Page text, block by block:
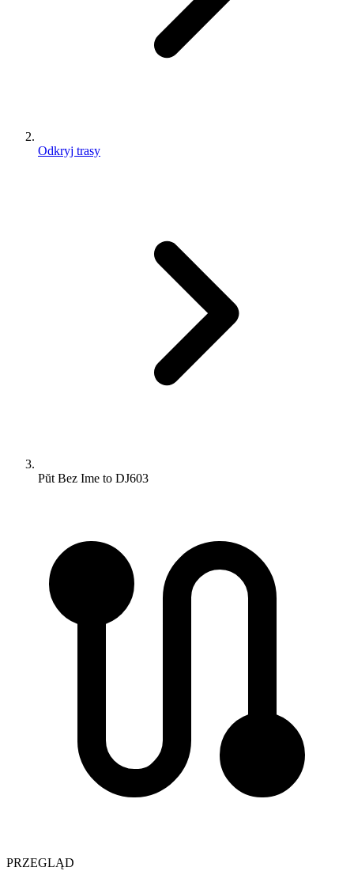
Odkryj trasy
Pŭt Bez Ime to DJ603
PRZEGLĄD